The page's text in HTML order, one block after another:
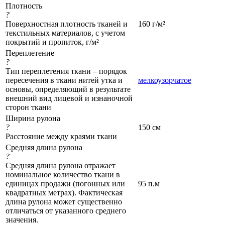
Плотность
?
Поверхностная плотность тканей и
текстильных материалов, с учетом
покрытий и пропиток, г/м²
160 г/м²
Переплетение
?
Тип переплетения ткани – порядок
пересечения в ткани нитей утка и
основы, определяющий в результате
внешний вид лицевой и изнаночной
сторон ткани
мелкоузорчатое
Ширина рулона
?
Расстояние между краями ткани
150 см
Средняя длина рулона
?
Средняя длина рулона отражает
номинальное количество ткани в
единицах продажи (погонных или
квадратных метрах). Фактическая
длина рулона может существенно
отличаться от указанного среднего
значения.
95 п.м